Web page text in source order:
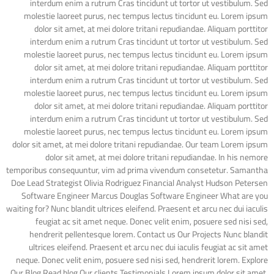
interdum enim a rutrum Cras tincidunt ut tortor ut vestibulum. Sed
molestie laoreet purus, nec tempus lectus tincidunt eu. Lorem ipsum
dolor sit amet, at mei dolore tritani repudiandae. Aliquam porttitor
interdum enim a rutrum Cras tincidunt ut tortor ut vestibulum. Sed
molestie laoreet purus, nec tempus lectus tincidunt eu. Lorem ipsum
dolor sit amet, at mei dolore tritani repudiandae. Aliquam porttitor
interdum enim a rutrum Cras tincidunt ut tortor ut vestibulum. Sed
molestie laoreet purus, nec tempus lectus tincidunt eu. Lorem ipsum
dolor sit amet, at mei dolore tritani repudiandae. Aliquam porttitor
interdum enim a rutrum Cras tincidunt ut tortor ut vestibulum. Sed
molestie laoreet purus, nec tempus lectus tincidunt eu. Lorem ipsum
dolor sit amet, at mei dolore tritani repudiandae. Our team Lorem ipsum
dolor sit amet, at mei dolore tritani repudiandae. In his nemore
temporibus consequuntur, vim ad prima vivendum consetetur. Samantha
Doe Lead Strategist Olivia Rodriguez Financial Analyst Hudson Petersen
Software Engineer Marcus Douglas Software Engineer What are you
waiting for? Nunc blandit ultrices eleifend. Praesent et arcu nec dui iaculis
feugiat ac sit amet neque. Donec velit enim, posuere sed nisi sed,
hendrerit pellentesque lorem. Contact us Our Projects Nunc blandit
ultrices eleifend. Praesent et arcu nec dui iaculis feugiat ac sit amet
neque. Donec velit enim, posuere sed nisi sed, hendrerit lorem. Explore